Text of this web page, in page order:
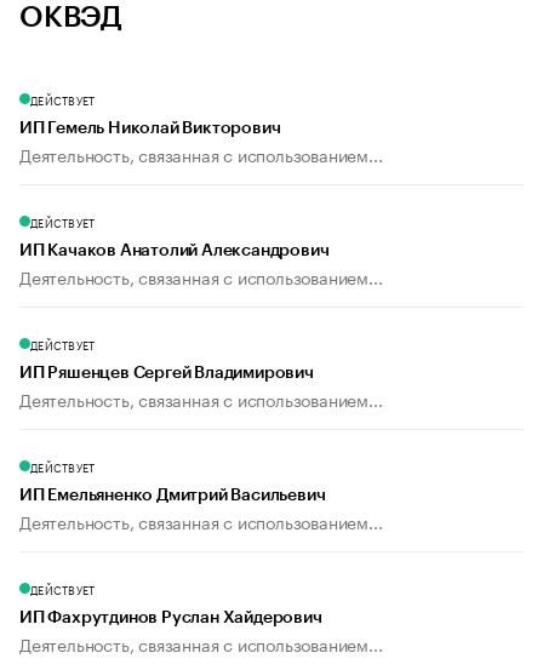
ОКВЭД
ДЕЙСТВУЕТ
ИП Гемель Николай Викторович
Деятельность, связанная с использованием...
ДЕЙСТВУЕТ
ИП Качаков Анатолий Александрович
Деятельность, связанная с использованием...
ДЕЙСТВУЕТ
ИП Ряшенцев Сергей Владимирович
Деятельность, связанная с использованием...
ДЕЙСТВУЕТ
ИП Емельяненко Дмитрий Васильевич
Деятельность, связанная с использованием...
ДЕЙСТВУЕТ
ИП Фахрутдинов Руслан Хайдерович
Деятельность, связанная с использованием...